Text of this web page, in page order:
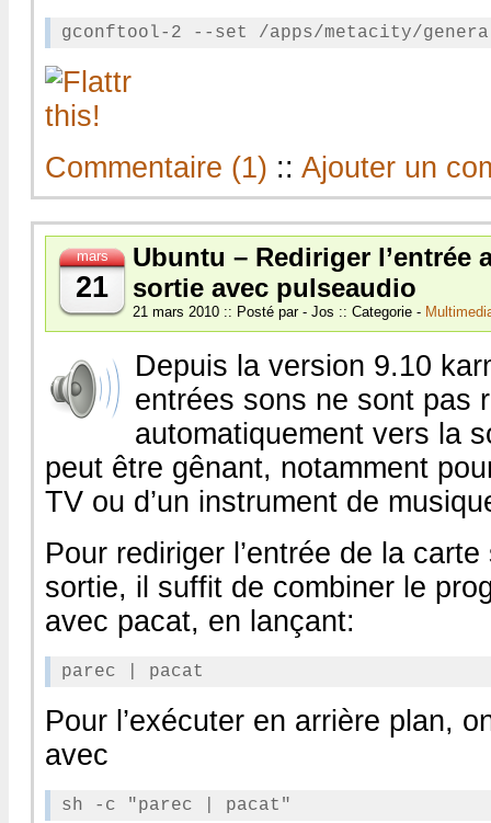
Commentaire (1) :: Ajouter un
mars
21
Ubuntu – Rediriger l’entrée
sortie avec pulseaudio
21 mars 2010 :: Posté par - Jos :: Categorie -
Depuis la version 9.10
entrées sons ne sont pas
automatiquement vers la
peut être gênant, notamment
TV ou d’un instrument de
Pour rediriger l’entrée de la
sortie, il suffit de combiner le
avec pacat, en lançant:
Pour l’exécuter en arrière plan,
avec